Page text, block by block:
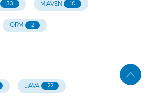
33 MAVEN 10
ORM 2
JAVA 22